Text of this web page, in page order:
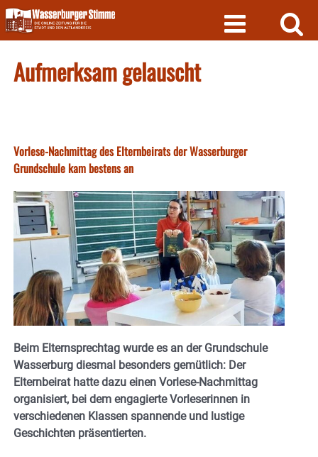
Skip
to
content
Aufmerksam gelauscht
Vorlese-Nachmittag des Elternbeirats der Wasserburger
Grundschule kam bestens an
Beim Elternsprechtag wurde es an der Grundschule
Wasserburg diesmal besonders gemütlich: Der
Elternbeirat hatte dazu einen Vorlese-Nachmittag
organisiert, bei dem engagierte Vorleserinnen in
verschiedenen Klassen spannende und lustige
Geschichten präsentierten.